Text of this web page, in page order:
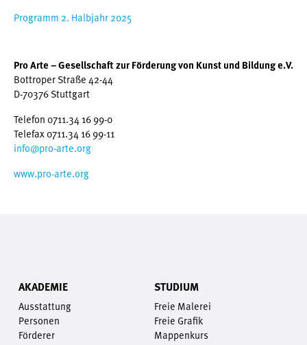
Programm 2. Halbjahr 2025
Pro Arte – Gesellschaft zur Förderung von Kunst und Bildung e.V.
Bottroper Straße 42-44
D-70376 Stuttgart
Telefon 0711.34 16 99-0
Telefax 0711.34 16 99-11
info@pro-arte.org
www.pro-arte.org
AKADEMIE
Ausstattung
Personen
Förderer
STUDIUM
Freie Malerei
Freie Grafik
Mappenkurs